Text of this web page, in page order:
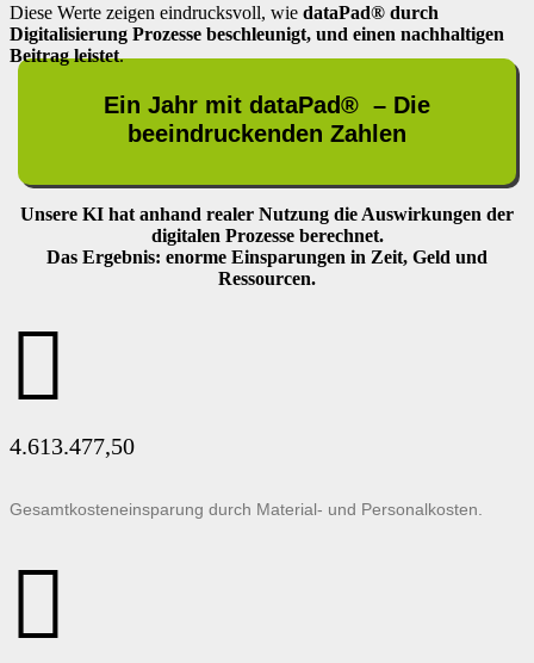
Diese Werte zeigen eindrucksvoll, wie dataPad® durch
Digitalisierung Prozesse beschleunigt, und einen nachhaltigen
Beitrag leistet.
Ein Jahr mit dataPad® – Die
beeindruckenden Zahlen
Unsere KI hat anhand realer Nutzung die Auswirkungen der
digitalen Prozesse berechnet.
Das Ergebnis: enorme Einsparungen in Zeit, Geld und
Ressourcen.
4.613.477,50
Gesamtkosteneinsparung durch Material- und Personalkosten.